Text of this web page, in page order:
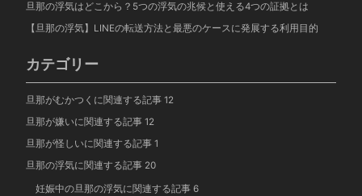
旦那の浮気はどこから？5つの浮気の兆候と使える4つの証拠とは
【旦那の浮気】LINEの転送方法と最悪のケースに発展する利用目的
カテゴリー
旦那がむかつくに関連する記事 12
旦那が嫌いに関連する記事 12
旦那が怪しいに関連する記事 1
旦那の浮気に関連する記事 20
妊娠中の旦那の浮気に関連する記事 6